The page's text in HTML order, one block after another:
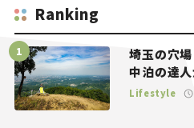
Ranking
埼玉の穴
中泊の達
Lifestyle